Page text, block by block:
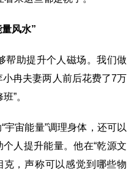
风水”
帮助提升个人磁场。我们做
小冉夫妻两人前后花费了7万
”。
宇宙能量”调理身体，还可以
人提升能量。他在“乾源文
克，声称可以感觉到哪些物